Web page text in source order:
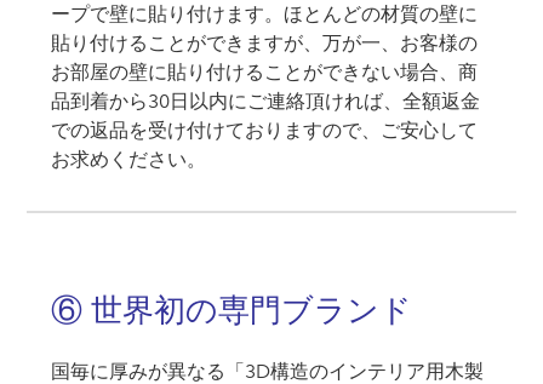
ープで壁に貼り付けます。ほとんどの材質の壁に
貼り付けることができますが、万が一、お客様の
お部屋の壁に貼り付けることができない場合、商
品到着から30日以内にご連絡頂ければ、全額返金
での返品を受け付けておりますので、ご安心して
お求めください。
⑥ 世界初の専門ブランド
国毎に厚みが異なる「3D構造のインテリア用木製